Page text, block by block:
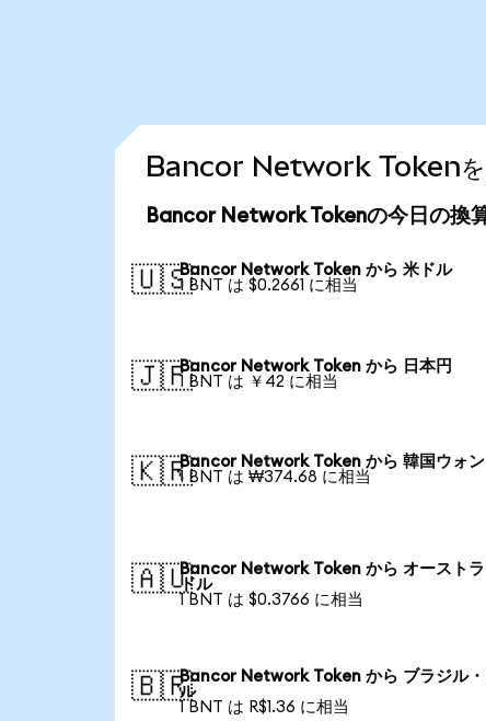
Bancor Network Tokenを
Bancor Network Tokenの今日の換
🇺🇸Bancor Network Token から 米ドル
1 BNT は $0.2661 に相当
🇯🇵Bancor Network Token から 日本円
1 BNT は ￥42 に相当
🇰🇷Bancor Network Token から 韓国ウォン
1 BNT は ₩374.68 に相当
🇦🇺Bancor Network Token から オースト
ドル
1 BNT は $0.3766 に相当
🇧🇷Bancor Network Token から ブラジル
ル
1 BNT は R$1.36 に相当